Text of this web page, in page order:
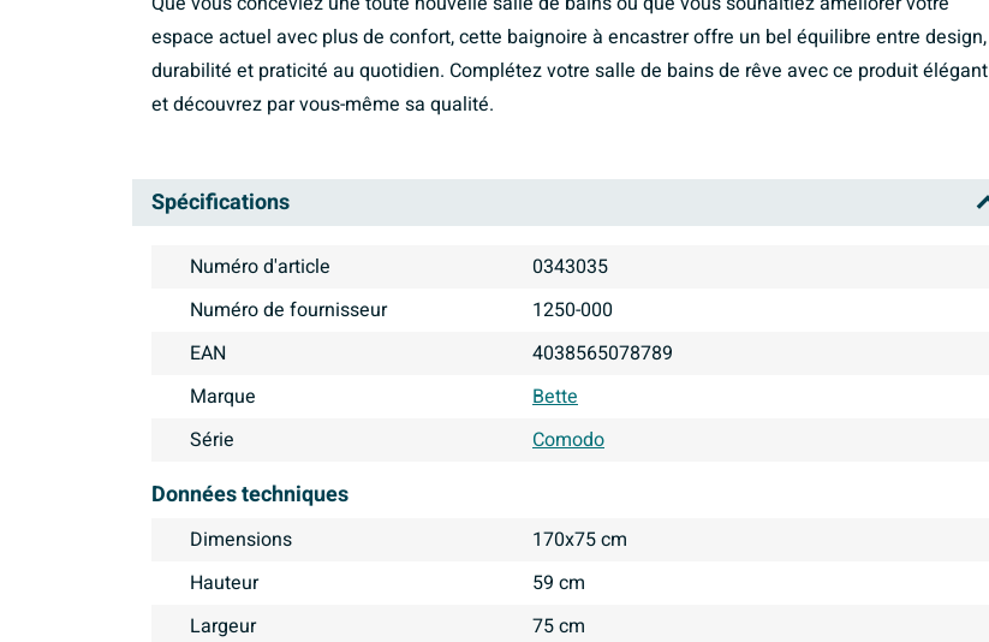
espace actuel avec plus de confort, cette baignoire à encastrer offre un bel équilibre entre design,
durabilité et praticité au quotidien. Complétez votre salle de bains de rêve avec ce produit élégant
et découvrez par vous-même sa qualité.
Spécifications
Numéro d'article
0343035
Numéro de fournisseur
1250-000
EAN
4038565078789
Marque
Bette
Série
Comodo
Données techniques
Dimensions
170x75 cm
Hauteur
59 cm
Largeur
75 cm